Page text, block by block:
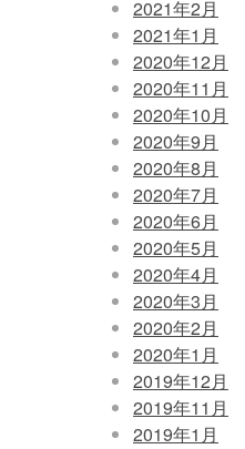
2021年2月
2021年1月
2020年12月
2020年11月
2020年10月
2020年9月
2020年8月
2020年7月
2020年6月
2020年5月
2020年4月
2020年3月
2020年2月
2020年1月
2019年12月
2019年11月
2019年1月